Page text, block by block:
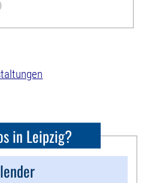
in Leipzig?